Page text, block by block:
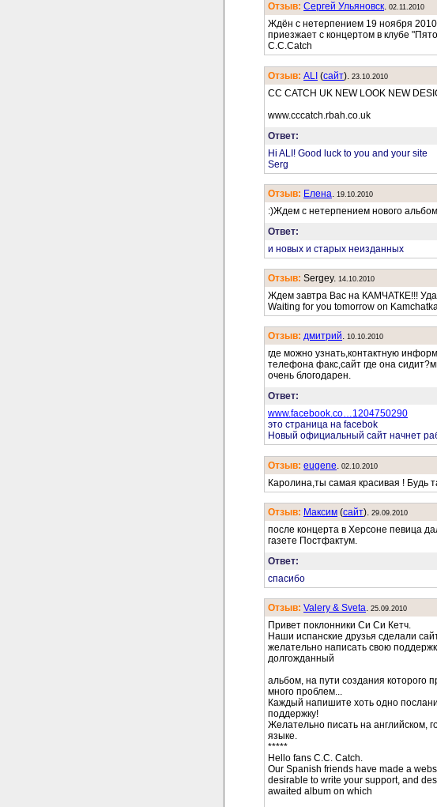
Отзыв: Сергей Ульяновск. 02.11.2010
Ждён с нетерпением 19 ноября 2010
приезжает с концертом в клубе
C.C.Catch
Отзыв: ALI (cайт). 23.10.2010
CC CATCH UK NEW LOOK NEW
www.cccatch.rbah.co.uk
Ответ:
Hi ALI! Good luck to you and your site
Serg
Отзыв: Елена. 19.10.2010
:)Ждем с нетерпением нового
Ответ:
и новых и старых неизданных
Отзыв: Sergey. 14.10.2010
Ждем завтра Вас на КАМЧАТКЕ!!!
Waiting for you tomorrow on
Отзыв: дмитрий. 10.10.2010
где можно узнать,контактную
телефона факс,сайт где она
очень блогодарен.
Ответ:
www.facebook.co…1204750290
это страница на facebok
Новый официальный сайт начнет
Отзыв: eugene. 02.10.2010
Каролина,ты самая красивая ! Будь
Отзыв: Максим (cайт). 29.09.2010
после концерта в Херсоне певица
газете Постфактум.
Ответ:
спасибо
Отзыв: Valery & Sveta. 25.09.2010
Привет поклонники Си Си Кетч.
Наши испанские друзья сделали
желательно написать свою
долгожданный
альбом, на пути создания которого
много проблем...
Каждый напишите хоть одно
поддержку!
Желательно писать на английском,
языке.
*****
Hello fans C.C. Catch.
Our Spanish friends have made a
desirable to write your support, and
awaited album on which